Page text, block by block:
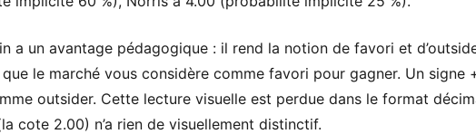
a un avantage pédagogique : il rend la notion de favori et
le marché vous considère comme favori pour gagner. Un signe
outsider. Cette lecture visuelle est perdue dans le format
cote 2.00) n’a rien de visuellement distinctif.